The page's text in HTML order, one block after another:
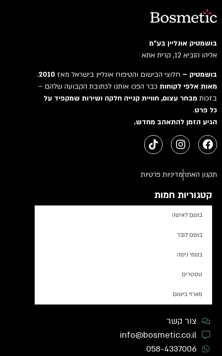
בושמטיק אונליין בע"מ
אליהו הנביא 12, קרית אתא
בושמטיק –חלוצי הבישום והטיפוח אונליין בישראל מאז2010
.
מאות אלפי לקוחותכבר הפכו אותנו לכתובת הקבועה שלהם –
בזכותמבחר עצום, חוויית קנייה חלקה ושירות שמקפיד על
כל פרט.
הגיע הזמן להתאהב מחדש.
תקנון האתרמדיניות פרטיות
קטגוריות חמות
בושם לאישה
בושם לגבר
בשמי נישה
טסטרים
מארזי בישום
צור קשר
info@bosmetic.co.il
058-4337006